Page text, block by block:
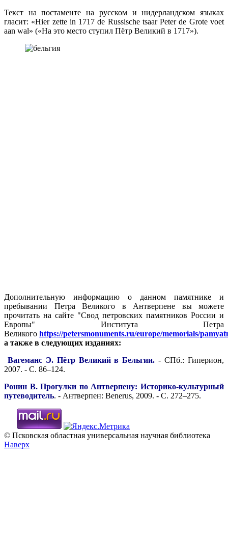
Текст на постаменте на русском и нидерландском языках
гласит: «Hier zette in 1717 de Russische tsaar Peter de Grote voet
aan wal» («На это место ступил Пётр Великий в 1717»).
Дополнительную информацию о данном памятнике и
пребывании Петра Великого в Антверпене вы можете
прочитать на сайте "Свод петровских памятников России и
Европы" Института Петра
Великого https://petersmonuments.ru/europe/memorials/
а также в следующих изданиях:
Вагеманс Э. Пётр Великий в Бельгии. - СПб.: Гиперион,
2007. - С. 86–124.
Ронин В. Прогулки по Антверпену: Историко-культурный
путеводитель. - Антверпен: Benerus, 2009. - С. 272–275.
© Псковская областная универсальная научная библиотека
Наверх